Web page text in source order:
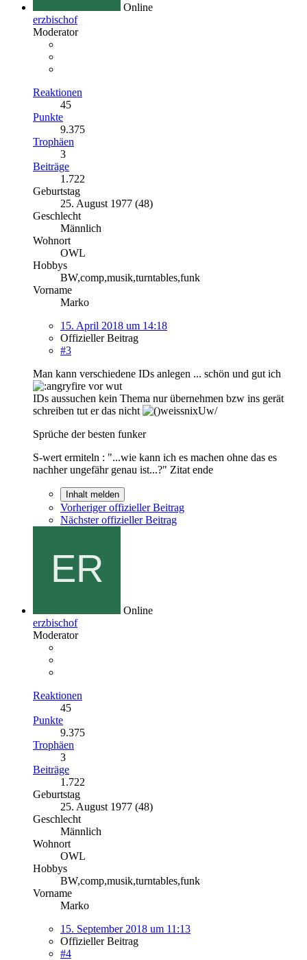
Online
erzbischof
Moderator
Reaktionen
45
Punkte
9.375
Trophäen
3
Beiträge
1.722
Geburtstag
25. August 1977 (48)
Geschlecht
Männlich
Wohnort
OWL
Hobbys
BW,comp,musik,turntables,funk
Vorname
Marko
15. April 2018 um 14:18
Offizieller Beitrag
#3
Man kann verschiedene IDs anlegen ... schön und gut ich
vor wut
IDs aussuchen kein Thema nur übernehmen bzw ins gerät
schreiben tut er das nicht
Sprüche der besten funker
S-wert ermiteln : "...wie kann ich es machen ohne das es
nachher ungefähr genau ist...?" Zitat ende
Inhalt melden
Vorheriger offizieller Beitrag
Nächster offizieller Beitrag
Online
erzbischof
Moderator
Reaktionen
45
Punkte
9.375
Trophäen
3
Beiträge
1.722
Geburtstag
25. August 1977 (48)
Geschlecht
Männlich
Wohnort
OWL
Hobbys
BW,comp,musik,turntables,funk
Vorname
Marko
15. September 2018 um 11:13
Offizieller Beitrag
#4